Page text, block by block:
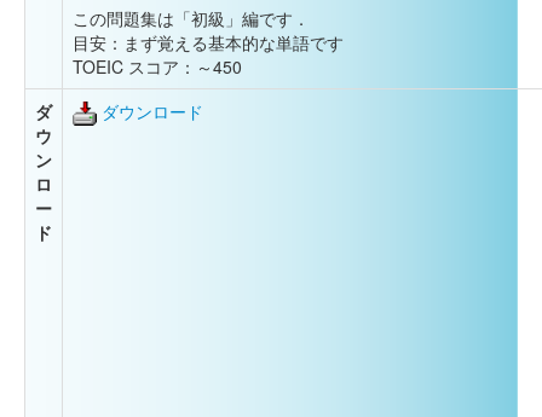
この問題集は「初級」編です．
目安：まず覚える基本的な単語です
TOEIC スコア：～450
ダ
ウ
ン
ロ
ー
ド
ダウンロード